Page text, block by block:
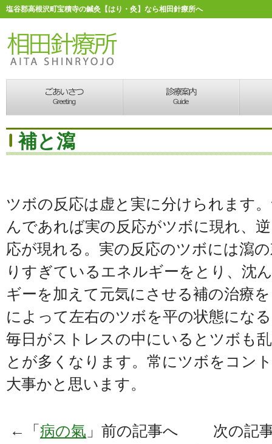
塩谷郡高根沢町宝積寺の鍼灸【はり・灸】なら相田針療所へ
補と瀉
ツボの反応は虚と実に分けられます
んであれば実の反応がツボに現れ、
応が現れる。実の反応のツボには瀉
りすぎているエネルギーをとり、沈
ギーを加えて元気にさせる補の治療
によって左右のツボを平の状態にな
毎日がストレスの中にいるとツボも
とが多くなります。常にツボをコン
大事かと思います。
←「 病の氣 」前の記事へ 次の記